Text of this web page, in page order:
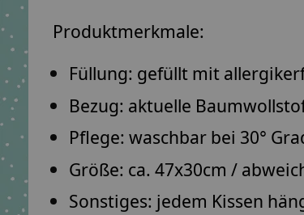
Produktmerkmale:
Füllung: gefüllt mit
Bezug: aktuelle
Pflege: waschbar bei 30°
Größe: ca. 47x30cm /
Sonstiges: jedem Kissen